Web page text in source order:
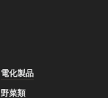
電化製品
野菜類